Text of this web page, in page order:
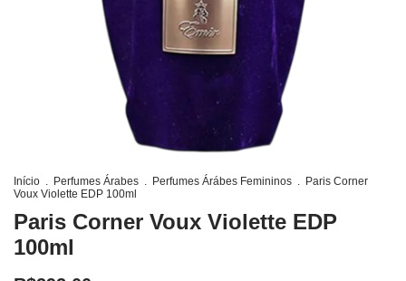
Início Perfumes Árabes Perfumes Árábes Femininos
Paris Corner
Voux Violette EDP 100ml
Paris Corner Voux Violette EDP
100ml